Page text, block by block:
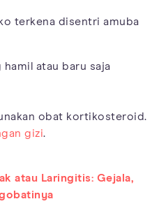
terkena disentri amuba
atau baru saja
obat kortikosteroid.
gizi.
atau Laringitis: Gejala,